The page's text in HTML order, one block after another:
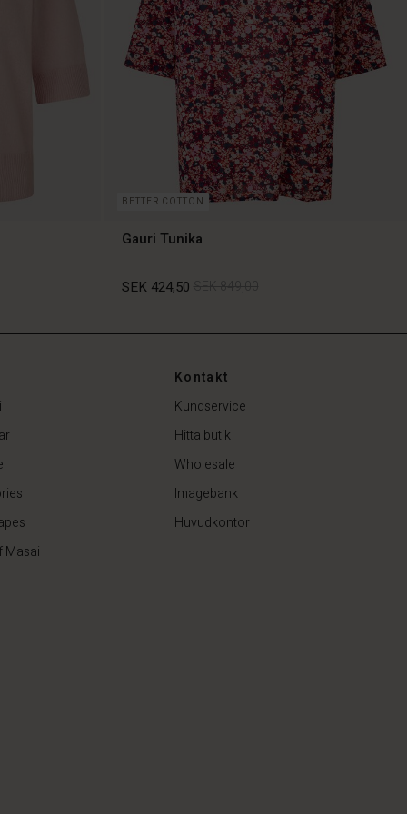
BETTER COTTON
Gauri Tunika
SEK 424,50
SEK 424,50SEK 849,00
Masai
Kontakt
Kundservice
Hitta butik
Wholesale
Imagebank
Huvudkontor